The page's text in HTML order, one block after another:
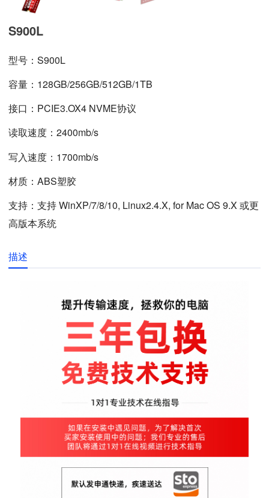
S900L
型号：S900L
容量：128GB/256GB/512GB/1TB
接口：PCIE3.OX4 NVME协议
读取速度：2400mb/s
写入速度：1700mb/s
材质：ABS塑胶
支持：支持 WinXP/7/8/10, Linux2.4.X, for Mac OS 9.X 或更
高版本系统
描述